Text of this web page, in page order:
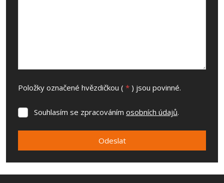
Položky označené hvězdičkou ( * ) jsou povinné.
Souhlasím
zpracováním
Souhlasím se zpracováním osobních údajů.
Odeslat
se